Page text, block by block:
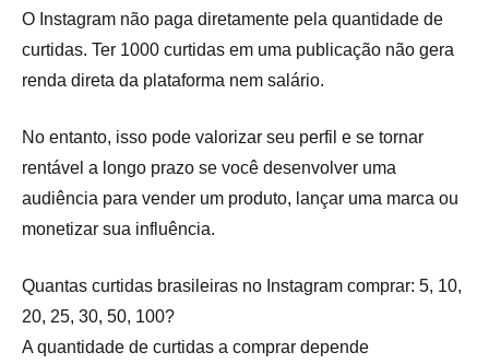
O Instagram não paga diretamente pela quantidade de
curtidas. Ter 1000 curtidas em uma publicação não gera
renda direta da plataforma nem salário.
No entanto, isso pode valorizar seu perfil e se tornar
rentável a longo prazo se você desenvolver uma
audiência para vender um produto, lançar uma marca ou
monetizar sua influência.
Quantas curtidas brasileiras no Instagram comprar: 5, 10,
20, 25, 30, 50, 100?
A quantidade de curtidas a comprar depende